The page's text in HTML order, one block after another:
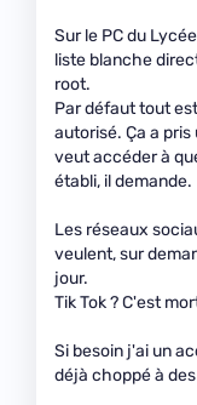
Sur le PC du
liste blanche
root.
Par défaut tout
autorisé. Ça a
veut accéder à
établi, il demande.
Les réseaux
veulent, sur
jour.
Tik Tok ? C'est
Si besoin j'ai un
déjà choppé à